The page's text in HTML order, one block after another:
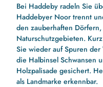
Bei Haddeby radeln Sie
Haddebyer Noor trennt
den zauberhaften
Naturschutzgebieten.
Sie wieder auf Spuren
die Halbinsel Schwansen
Holzpalisade gesichert.
als Landmarke erkennbar.